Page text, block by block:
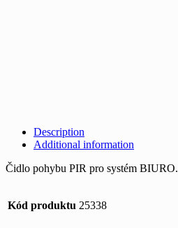
Description
Additional information
Čidlo pohybu PIR pro systém BIURO.
Kód produktu 25338